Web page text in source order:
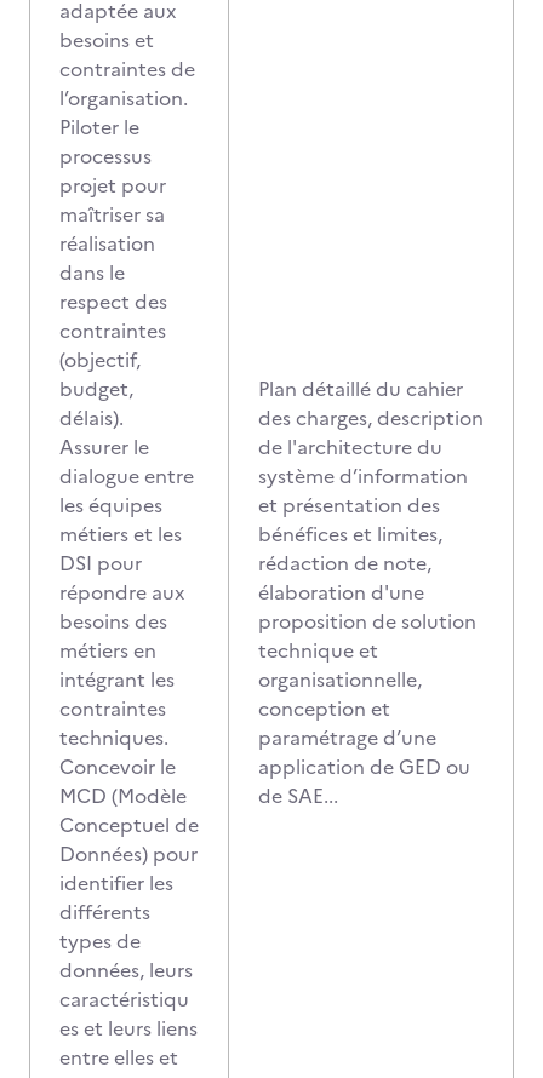
adaptée aux
besoins et
contraintes de
l’organisation.
Piloter le
processus
projet pour
maîtriser sa
réalisation
dans le
respect des
contraintes
(objectif,
budget,
délais).
Assurer le
dialogue entre
les équipes
métiers et les
DSI pour
répondre aux
besoins des
métiers en
intégrant les
contraintes
techniques.
Concevoir le
MCD (Modèle
Conceptuel de
Données) pour
identifier les
différents
types de
données, leurs
caractéristiqu
es et leurs liens
entre elles et
Plan détaillé du cahier
des charges, description
de l'architecture du
système d’information
et présentation des
bénéfices et limites,
rédaction de note,
élaboration d'une
proposition de solution
technique et
organisationnelle,
conception et
paramétrage d’une
application de GED ou
de SAE...